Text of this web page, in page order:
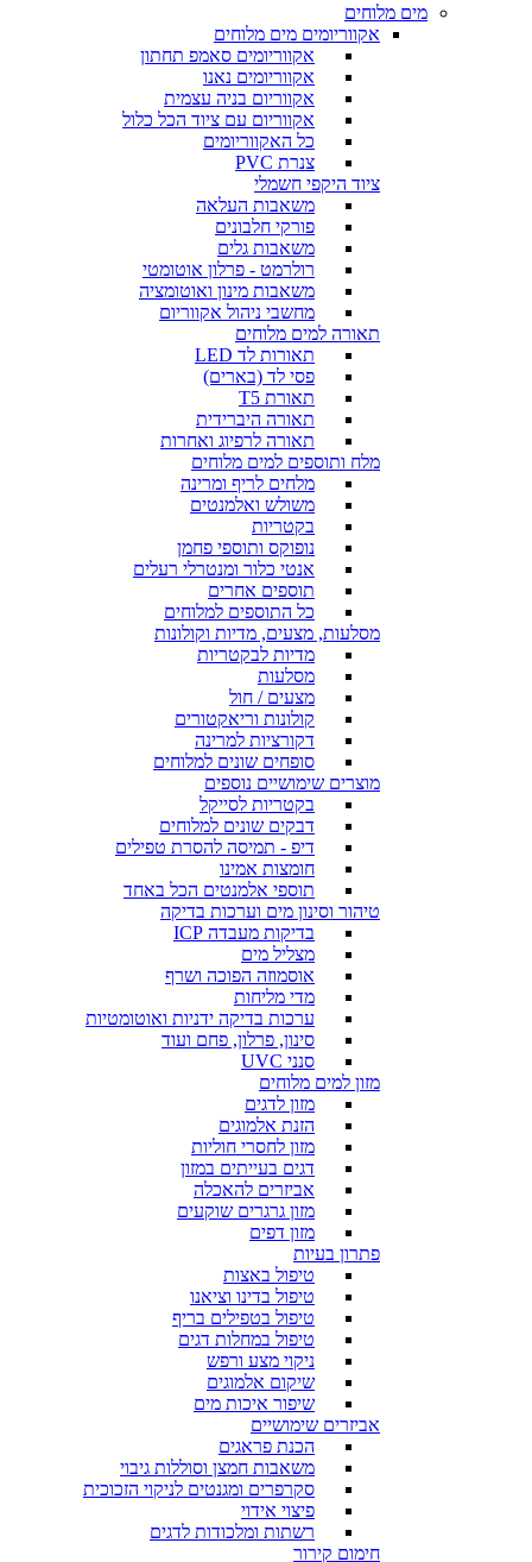
מים מלוחים
אקווריומים מים מלוחים
אקווריומים סאמפ תחתון
אקווריומים נאנו
אקווריום בניה עצמית
אקווריום עם ציוד הכל כלול
כל האקווריומים
צנרת PVC
ציוד היקפי חשמלי
משאבות העלאה
פורקי חלבונים
משאבות גלים
רולרמט - פרלון אוטומטי
משאבות מינון ואוטומציה
מחשבי ניהול אקווריום
תאורה למים מלוחים
תאורות לד LED
פסי לד (בארים)
תאורת T5
תאורה היברידית
תאורה לרפיוג ואחרות
מלח ותוספים למים מלוחים
מלחים לריף ומרינה
משולש ואלמנטים
בקטריות
נופוקס ותוספי פחמן
אנטי כלור ומנטרלי רעלים
תוספים אחרים
כל התוספים למלוחים
מסלעות, מצעים, מדיות וקולונות
מדיות לבקטריות
מסלעות
מצעים / חול
קולונות וריאקטורים
דקורציות למרינה
סופחים שונים למלוחים
מוצרים שימושיים נוספים
בקטריות לסייקל
דבקים שונים למלוחים
דיפ - תמיסה להסרת טפילים
חומצות אמינו
תוספי אלמנטים הכל באחד
טיהור וסינון מים וערכות בדיקה
בדיקות מעבדה ICP
מצליל מים
אוסמוזה הפוכה ושרף
מדי מליחות
ערכות בדיקה ידניות ואוטומטיות
סינון, פרלון, פחם ועוד
סנני UVC
מזון למים מלוחים
מזון לדגים
הזנת אלמוגים
מזון לחסרי חוליות
דגים בעייתים במזון
אביזרים להאכלה
מזון גרגרים שוקעים
מזון דפים
פתרון בעיות
טיפול באצות
טיפול בדינו וציאנו
טיפול בטפילים בריף
טיפול במחלות דגים
ניקוי מצע ורפש
שיקום אלמוגים
שיפור איכות מים
אביזרים שימושיים
הכנת פראגים
משאבות חמצן וסוללות גיבוי
סקרפרים ומגנטים לניקוי הזכוכית
פיצוי אידוי
רשתות ומלכודות לדגים
חימום קירור